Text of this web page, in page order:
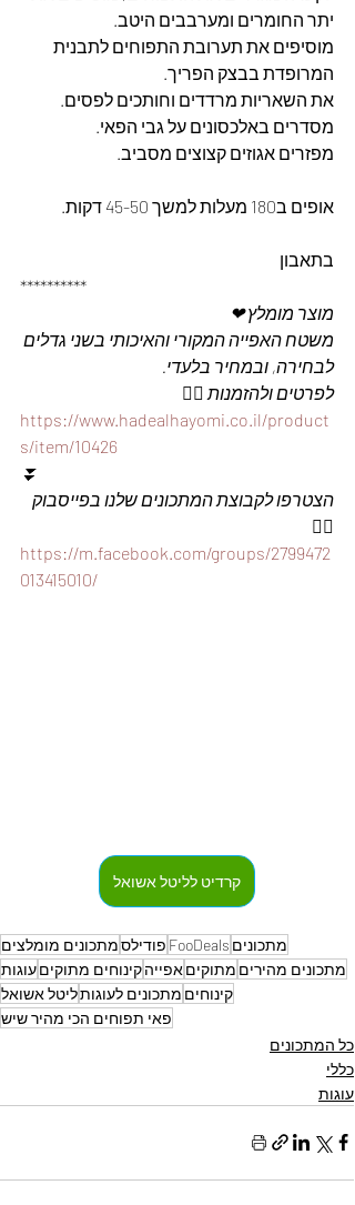
יתר החומרים ומערבבים היטב.
מוסיפים את תערובת התפוחים לתבנית
המרופדת בבצק הפריך.
את השאריות מרדדים וחותכים לפסים.
מסדרים באלכסונים על גבי הפאי.
מפזרים אגוזים קצוצים מסביב.
אופים ב180 מעלות למשך 45-50 דקות.
בתאבון
**********
מוצר מומלץ ❤
משטח האפייה המקורי והאיכותי בשני גדלים
לבחירה, ובמחיר בלעדי.
לפרטים ולהזמנות 👇🏼
https://www.hadealhayomi.co.il/product
s/item/10426
⏬
הצטרפו לקבוצת המתכונים שלנו בפייסבוק
👇🏽
https://m.facebook.com/groups/2799472
013415010/
קרדיט לליטל אשואל
מתכונים FooDeals פודילסמתכונים מומלצים
מתכונים מהירים מתוקיםאפייהקינוחים מתוקיםעוגות
קינוחים מתכונים לעוגותליטל אשואל
פאי תפוחים הכי מהיר שיש
כל המתכונים
כללי
עוגות